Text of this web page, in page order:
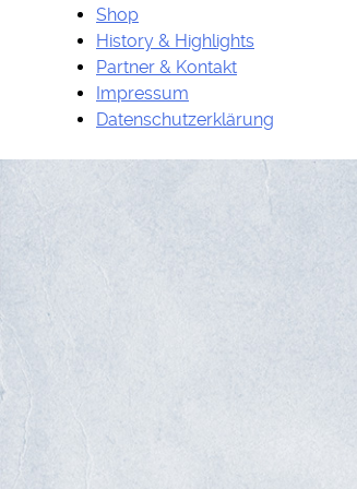
Shop
History & Highlights
Partner & Kontakt
Impressum
Datenschutzerklärung